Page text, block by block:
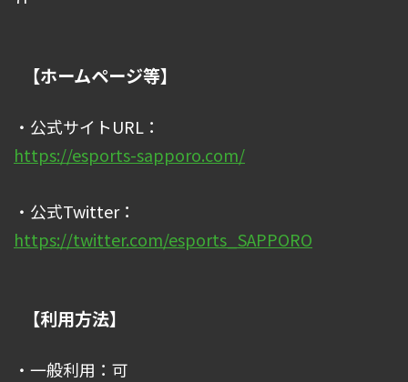
【ホームページ等】
・公式サイトURL：
https://esports-sapporo.com/
・公式Twitter：
https://twitter.com/esports_SAPPORO
【利用方法】
・一般利用：可